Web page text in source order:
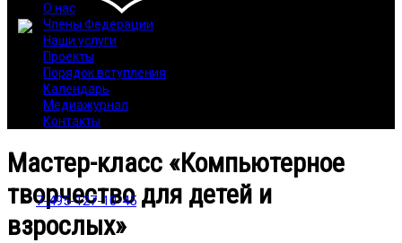
7-495-127-10-45
О нас
Члены Федерации
Наши услуги
Проекты
Порядок вступления
Календарь
Медиажурнал
Контакты
Мастер-класс «Компьютерное
творчество для детей и
взрослых»